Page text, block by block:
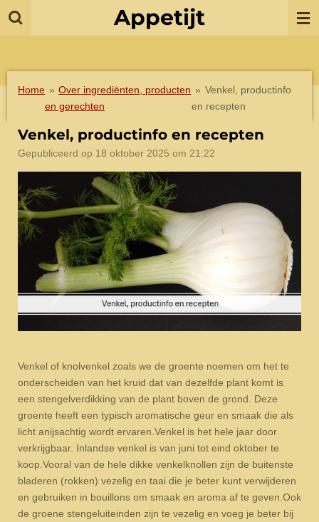
Ga
Appetijt
Home » Over ingrediënten, producten
en gerechten
» Venkel, productinfo
en recepten
Venkel, productinfo en recepten
Gepubliceerd op 18 oktober 2025 om 21:22
Venkel of knolvenkel zoals we de groente noemen om het te
onderscheiden van het kruid dat van dezelfde plant komt is
een stengelverdikking van de plant boven de grond. Deze
groente heeft een typisch aromatische geur en smaak die als
licht anijsachtig wordt ervaren. Venkel is het hele jaar door
verkrijgbaar. Inlandse venkel is van juni tot eind oktober te
koop. Vooral van de hele dikke venkelknollen zijn de buitenste
bladeren (rokken) vezelig en taai die je beter kunt verwijderen
en gebruiken in bouillons om smaak en aroma af te geven. Ook
de groene stengeluiteinden zijn te vezelig en voeg je beter bij